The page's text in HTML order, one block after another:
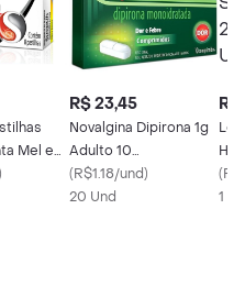
Mel e
8.75
R$ 23,45
Novalgina Dipirona 1g
Adulto 10
Comprimidos
(R$1.18/und)
20 Und
R$
Und
(
1 X